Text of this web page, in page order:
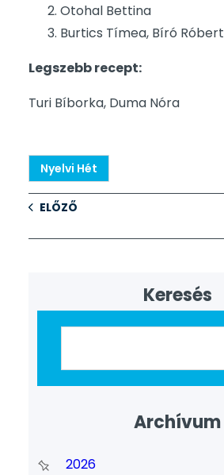
Otohal Bettina
Burtics Tímea, Bíró Róbert
Legszebb recept:
Turi Bíborka, Duma Nóra
Nyelvi Hét
ELŐZŐ
Keresés
Archívum
2026